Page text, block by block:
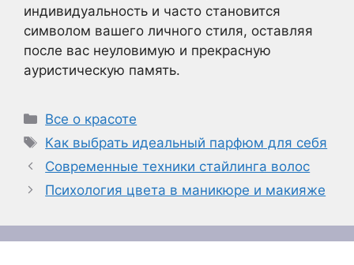
индивидуальность и часто становится
символом вашего личного стиля, оставляя
после вас неуловимую и прекрасную
ауристическую память.
Рубрики
Все о красоте
Метки
Как выбрать идеальный парфюм для себя
Современные техники стайлинга волос
Психология цвета в маникюре и макияже